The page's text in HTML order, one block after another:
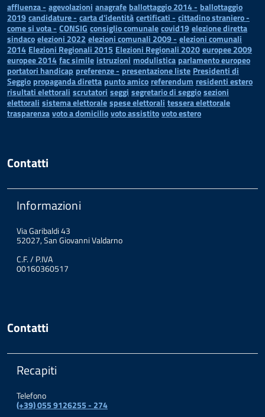
affluenza - agevolazioni anagrafe ballottaggio 2014 - ballottaggio
2019candidature - carta d'identitàcertificati - cittadino straniero -
come si vota - CONSIG consiglio comunalecovid19elezione diretta
sindacoelezioni 2022 elezioni comunali 2009 - elezioni comunali
2014 Elezioni Regionali 2015 Elezioni Regionali 2020europee 2009
europee 2014fac simile istruzioni modulistica parlamento europeo
portatori handicap preferenze - presentazione liste Presidenti di
Seggio propaganda diretta punto amico referendum residenti estero
risultati elettorali scrutatori seggi segretario di seggiosezioni
elettorali sistema elettoralespese elettorali tessera elettorale
trasparenzavoto a domiciliovoto assistitovoto estero
Contatti
Informazioni
Via Garibaldi 43
52027, San Giovanni Valdarno
C.F. / P.IVA
00160360517
Contatti
Recapiti
Telefono
(+39) 055 9126255 - 274